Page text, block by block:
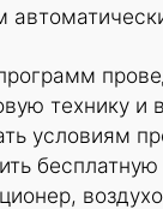
технику и
условиям